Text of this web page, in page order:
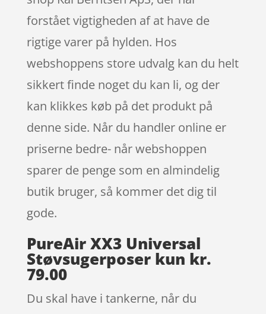
forstået vigtigheden af at have de
rigtige varer på hylden. Hos
webshoppens store udvalg kan du helt
sikkert finde noget du kan li, og der
kan klikkes køb på det produkt på
denne side. Når du handler online er
priserne bedre- når webshoppen
sparer de penge som en almindelig
butik bruger, så kommer det dig til
gode.
PureAir XX3 Universal
Støvsugerposer kun kr.
79.00
Du skal have i tankerne, når du